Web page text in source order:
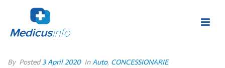
By Posted3 April 2020 InAuto, CONCESSIONARIE